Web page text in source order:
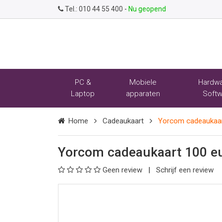
Tel.: 010 44 55 400 - Nu geopend
PC &
Laptop
Mobiele
apparaten
Home Cadeaukaart Yorcom
Yorcom cadeaukaart 100
Geen review Schrijf een review